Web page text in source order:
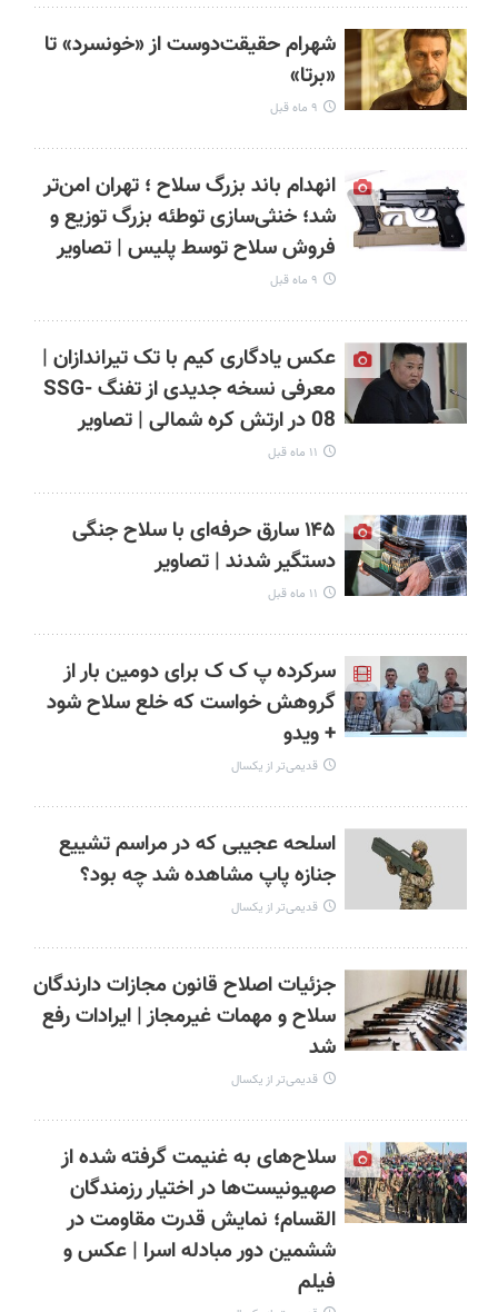
شهرام حقیقت‌دوست از «خونسرد» تا
«برتا»
۹ ماه قبل
انهدام باند بزرگ سلاح ؛ تهران امن‌تر
شد؛ خنثی‌سازی توطئه بزرگ توزیع و
فروش سلاح توسط پلیس | تصاویر
۹ ماه قبل
عکس یادگاری کیم با تک تیراندازان |
معرفی نسخه جدیدی از تفنگ SSG-
08 در ارتش کره شمالی | تصاویر
۱۱ ماه قبل
۱۴۵ سارق حرفه‌ای با سلاح جنگی
دستگیر شدند | تصاویر
۱۱ ماه قبل
سرکرده پ ک ک برای دومین بار از
گروهش خواست که خلع سلاح شود
+ ویدو
قدیمی‌تر از یکسال
اسلحه عجیبی که در مراسم تشییع
جنازه پاپ مشاهده شد چه بود؟
قدیمی‌تر از یکسال
جزئیات اصلاح قانون مجازات دارندگان
سلاح و مهمات غیرمجاز | ایرادات رفع
شد
قدیمی‌تر از یکسال
سلاح‌های به غنیمت گرفته شده از
صهیونیست‌ها در اختیار رزمندگان
القسام؛ نمایش قدرت مقاومت در
ششمین دور مبادله اسرا | عکس و
فیلم